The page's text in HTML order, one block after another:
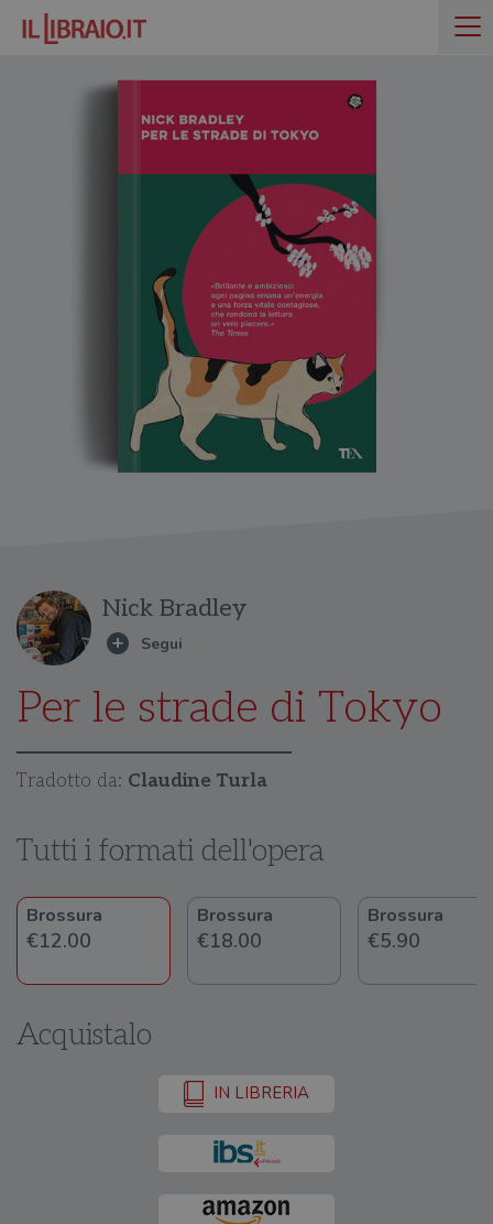
Nick Bradley
Per le strade di Tokyo
Tradotto da: Claudine Turla
Tutti i formati dell'opera
Brossura
€12.00
Brossura
€18.00
Brossura
€5.90
Acquistalo
IN LIBRERIA